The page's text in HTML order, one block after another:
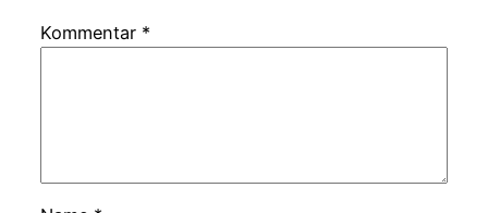
Kommentar *